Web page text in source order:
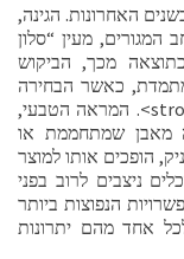
האחרונות. הגינה,
מעין “סלון
מכך, הביקוש
מתמדת, כאשר הבחירה
המובילה והאהובה ביותר נותרת דק מעץ</strong>. המראה הטבעי,
מאבן שמתחממת או
הופכים אותו למוצר
ניצבים לרוב בפני
הנפוצות ביותר
אחד מהם יתרונות